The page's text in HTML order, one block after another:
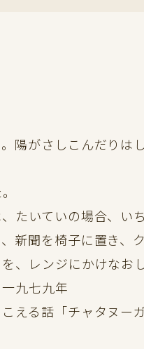
陽がさしこんだりは
たいていの場合、いち
新聞を椅子に置き、
、レンジにかけなお
九七九年
える話「チャタヌー